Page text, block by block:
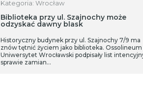
Kategoria: Wrocław
Biblioteka przy ul. Szajnochy może
odzyskać dawny blask
Historyczny budynek przy ul. Szajnochy 7/9 ma
znów tętnić życiem jako biblioteka. Ossolineum
Uniwersytet Wrocławski podpisały list
sprawie zamian…